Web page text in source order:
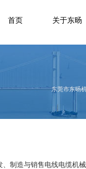
首页 关于东旸
东莞市东旸
制造与销售电线电缆机